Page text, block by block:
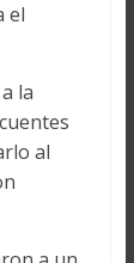
el
la
al